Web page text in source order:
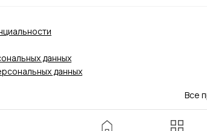
данных
данных
Все
У медицинских услуг имеются